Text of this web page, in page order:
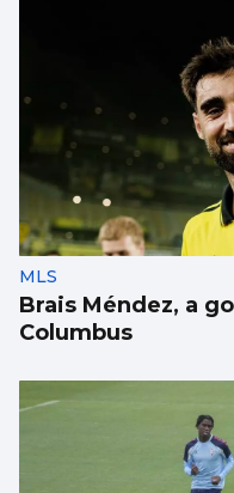
MLS
Brais Méndez, a
Columbus